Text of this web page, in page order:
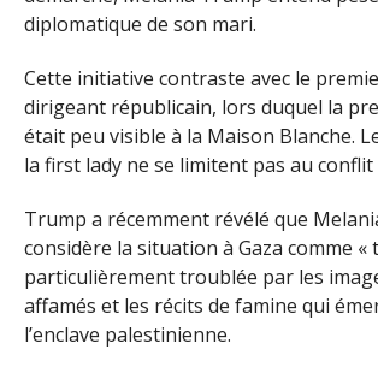
diplomatique de son mari.
Cette initiative contraste avec le
dirigeant républicain, lors duquel la
était peu visible à la Maison Blanche.
la first lady ne se limitent pas au
Trump a récemment révélé que
considère la situation à Gaza comme «
particulièrement troublée par les
affamés et les récits de famine qui
l’enclave palestinienne.